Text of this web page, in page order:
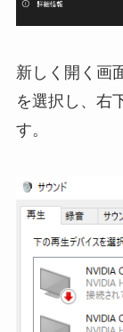
新しく開く画
を選択し、右
す。